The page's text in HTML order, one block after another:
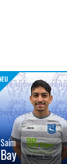
Saim
Bay